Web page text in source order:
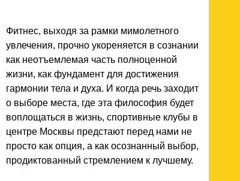
Фитнес, выходя за рамки мимолетного
увлечения, прочно укореняется в сознании
как неотъемлемая часть полноценной
жизни, как фундамент для достижения
гармонии тела и духа. И когда речь заходит
о выборе места, где эта философия будет
воплощаться в жизнь, спортивные клубы в
центре Москвы предстают перед нами не
просто как опция, а как осознанный выбор,
продиктованный стремлением к лучшему.